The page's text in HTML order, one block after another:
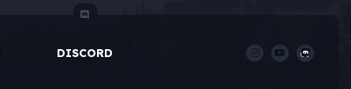
DISCORD